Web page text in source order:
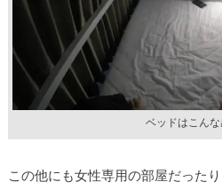
ベッドはこんな
この他にも女性専用の部屋だった